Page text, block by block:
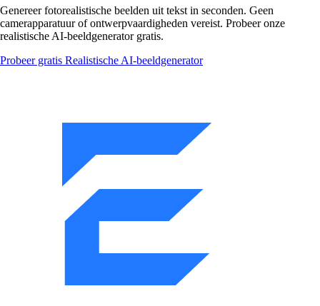
Genereer fotorealistische beelden uit tekst in seconden. Geen
camerapparatuur of ontwerpvaardigheden vereist. Probeer onze
realistische AI-beeldgenerator gratis.
Probeer gratis Realistische AI-beeldgenerator